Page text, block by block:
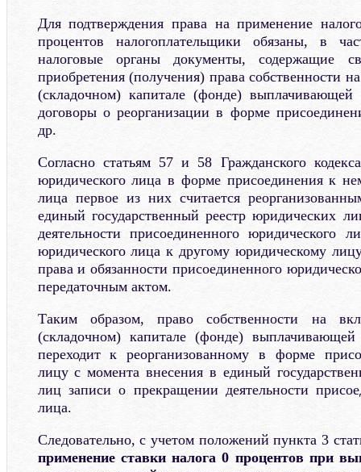
Для подтверждения права на применение
процентов налогоплательщики обязаны, в
налоговые органы документы, содержащие
приобретения (получения) права собственности
(складочном) капитале (фонде) выплачивающей
договоры о реорганизации в форме
др.
Согласно статьям 57 и 58 Гражданского
юридического лица в форме присоединения к
лица первое из них считается
единый государственный реестр юридических
деятельности присоединенного юридического
юридического лица к другому юридическому
права и обязанности присоединенного
передаточным актом.
Таким образом, право собственности на
(складочном) капитале (фонде) выплачивающей
переходит к реорганизованному в форме
лицу с момента внесения в единый
лиц записи о прекращении деятельности
лица.
Следовательно, с учетом положений пункта 3
применение ставки налога 0 процентов при